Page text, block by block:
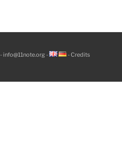
info@11note.org- -Credits